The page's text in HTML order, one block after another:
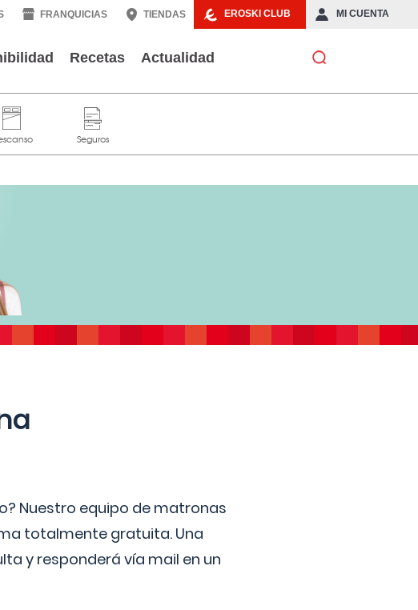
EROSKI CLUB MI CUENTA
FRANQUICIAS TIENDAS
Recetas Actualidad
Nuestro equipo de matronas
totalmente gratuita. Una
y responderá vía mail en un